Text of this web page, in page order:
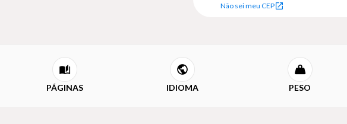
Não sei meu CEP
PÁGINAS IDIOMA PESO